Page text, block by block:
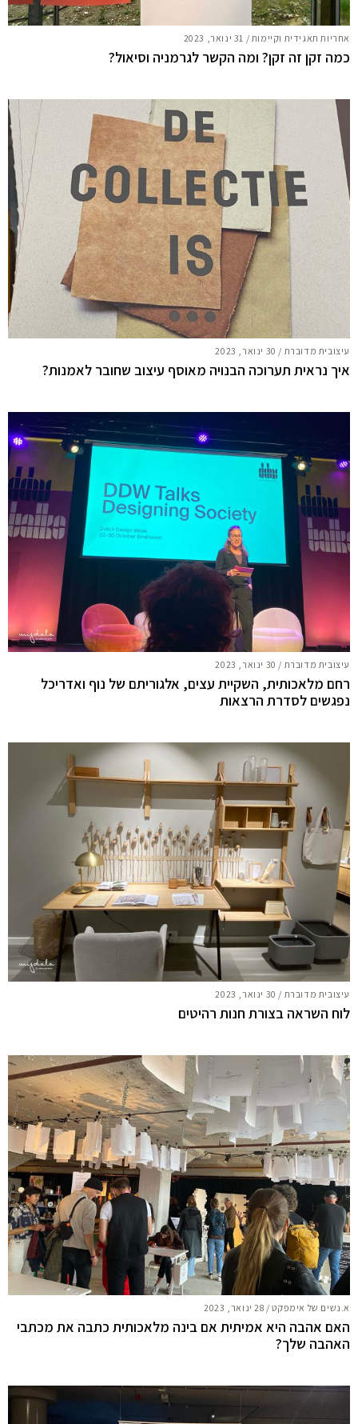
אחריות תאגידית וקיימות / 31 ינואר, 2023
כמה זקן זה זקן? ומה הקשר לגרמניה וסיאול?
עיצובית מדוברת / 30 ינואר, 2023
איך נראית תערוכה הבנויה מאוסף עיצוב שחובר לאמנות?
עיצובית מדוברת / 30 ינואר, 2023
רחם מלאכותית, השקיית עצים, אלגוריתם של נוף ואדריכל
נפגשים לסדרת הרצאות
עיצובית מדוברת / 30 ינואר, 2023
לוח השראה בצורת חנות רהיטים
א.נשים של אימפקט/ 28 ינואר, 2023
האם אהבה היא אמיתית אם בינה מלאכותית כתבה את מכתבי
האהבה שלך?